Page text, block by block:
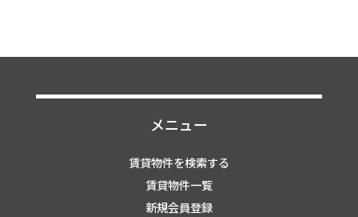
メニュー
賃貸物件を検索する
賃貸物件一覧
新規会員登録